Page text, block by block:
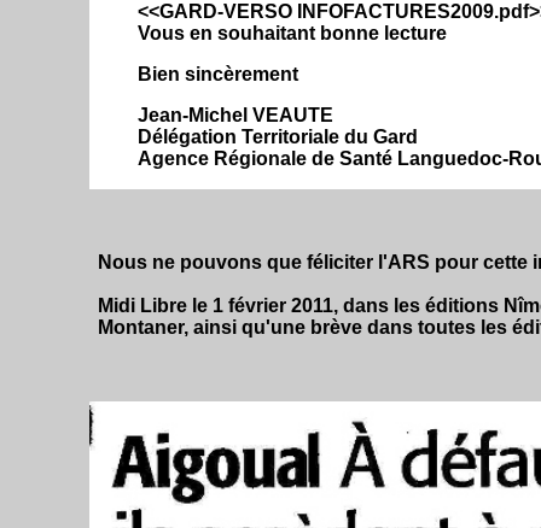
<<GARD-VERSO
Vous en souhaitant bonne lecture
Bien sincèrement
Jean-Michel VEAUTE
Délégation Territoriale du Gard
Agence Régionale de Santé Languedoc-
Nous ne pouvons que féliciter l'ARS pour cette
Midi Libre le 1 février 2011, dans les éditions
Montaner, ainsi qu'une brève dans toutes les